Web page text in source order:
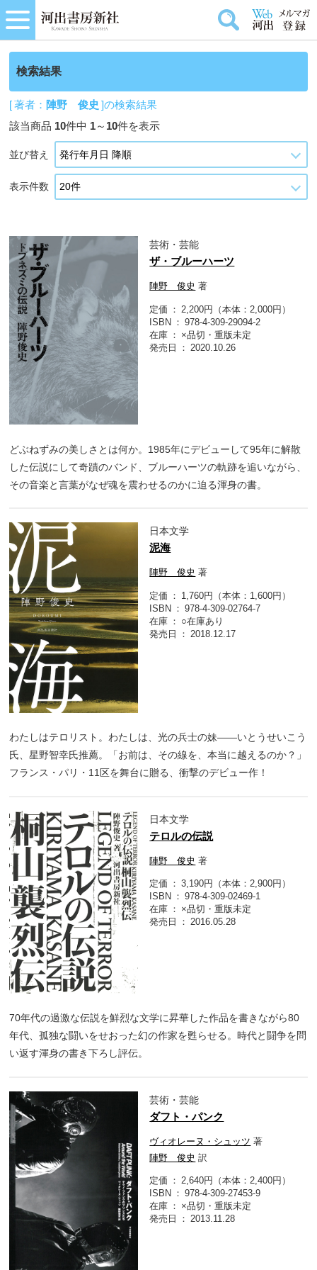
検索結果
[ 著者： 陣野 俊史 ]の検索結果
該当商品 10件中 1～ 10件を表示
並び替え
表示件数
芸術・芸能
ザ・ブルーハーツ
陣野 俊史 著
定価
2,200円（本体：2,000円）
ISBN
978-4-309-29094-2
在庫
×品切・重版未定
発売日
2020.10.26
どぶねずみの美しさとは何か。1985年にデビューして95年に解散
した伝説にして奇蹟のバンド、ブルーハーツの軌跡を追いながら、
その音楽と言葉がなぜ魂を震わせるのかに迫る渾身の書。
日本文学
泥海
陣野 俊史 著
定価
1,760円（本体：1,600円）
ISBN
978-4-309-02764-7
在庫
○在庫あり
発売日
2018.12.17
わたしはテロリスト。わたしは、光の兵士の妹――いとうせいこう
氏、星野智幸氏推薦。「お前は、その線を、本当に越えるのか？」
フランス・パリ・11区を舞台に贈る、衝撃のデビュー作！
日本文学
テロルの伝説
陣野 俊史 著
定価
3,190円（本体：2,900円）
ISBN
978-4-309-02469-1
在庫
×品切・重版未定
発売日
2016.05.28
70年代の過激な伝説を鮮烈な文学に昇華した作品を書きながら80
年代、孤独な闘いをせおった幻の作家を甦らせる。時代と闘争を問
い返す渾身の書き下ろし評伝。
芸術・芸能
ダフト・パンク
ヴィオレーヌ・シュッツ 著
陣野 俊史 訳
定価
2,640円（本体：2,400円）
ISBN
978-4-309-27453-9
在庫
×品切・重版未定
発売日
2013.11.28